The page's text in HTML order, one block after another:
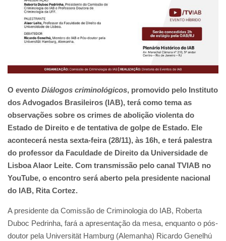
O evento Diálogos criminológicos, promovido pelo Instituto
dos Advogados Brasileiros (IAB), terá como tema as
observações sobre os crimes de abolição violenta do
Estado de Direito e de tentativa de golpe de Estado. Ele
acontecerá nesta sexta-feira (28/11), às 16h, e terá palestra
do professor da Faculdade de Direito da Universidade de
Lisboa Alaor Leite. Com transmissão pelo canal TVIAB no
YouTube, o encontro será aberto pela presidente nacional
do IAB, Rita Cortez.
A presidente da Comissão de Criminologia do IAB, Roberta
Duboc Pedrinha, fará a apresentação da mesa, enquanto o pós-
doutor pela Universität Hamburg (Alemanha) Ricardo Genelhú